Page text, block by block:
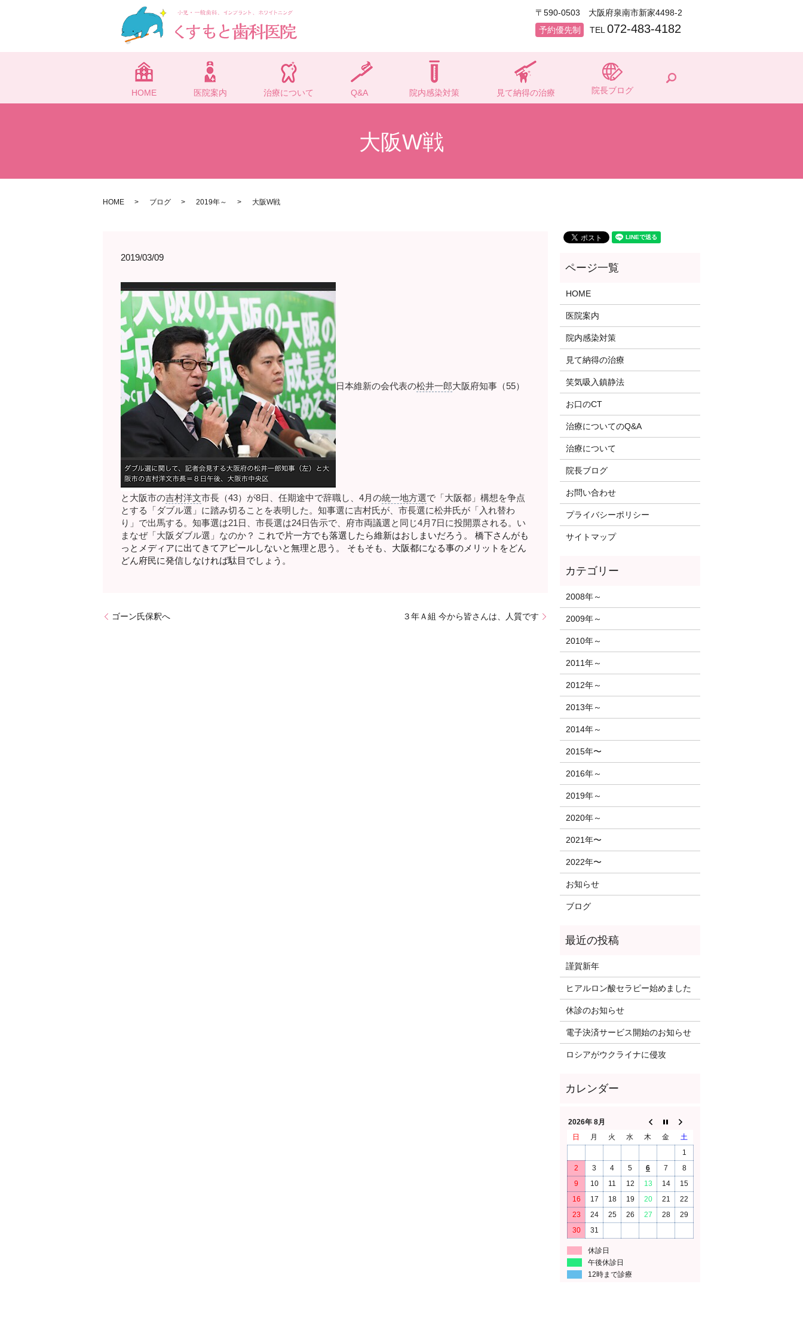
〒590-0503 大阪府泉南市新家4498-2
予約優先制
TEL072-483-4182
HOME 医院案内 治療について Q&A 院内感染対策 見て納得の治療 院長ブログ
大阪W戦
HOME ブログ 2019年～ 大阪W戦
2019/03/09
日本維新の会代表の松井一郎大阪府知事（55）
と大阪市の吉村洋文市長（43）が8日、任期途中で辞職し、 4月の統一地方選で「大阪都」構想を争点
とする「ダブル選」に踏み切ることを表明した。知事選に吉村氏が、市長選に松井氏が「入れ替わ
り」で出馬する。知事選は21日、市長選は24日告示で、府市両議選と同じ4月7日に投開票される。い
まなぜ「大阪ダブル選」なのか？ これで片一方でも落選したら維新はおしまいだろう。 橋下さんがも
っとメディアに出てきてアピールしないと無理と思う。 そもそも、大阪都になる事のメリットをどん
どん府民に発信しなければ駄目でしょう。
ゴーン氏保釈へ ３年Ａ組 今から皆さんは、人質です
HOME
医院案内
院内感染対策
見て納得の治療
笑気吸入鎮静法
お口のCT
治療についてのQ&A
治療について
院長ブログ
お問い合わせ
プライバシーポリシー
サイトマップ
2008年～
2009年～
2010年～
2011年～
2012年～
2013年～
2014年～
2015年〜
2016年～
2019年～
2020年～
2021年〜
2022年〜
お知らせ
ブログ
謹賀新年
ヒアルロン酸セラピー始めました
休診のお知らせ
電子決済サービス開始のお知らせ
ロシアがウクライナに侵攻
2026年 8月
日
月 火 水 木 金
土
1
2
3 4 5 6 7
8
9
10 11 12 13 14
15
16
17 18 19 20 21
22
23
24 25 26 27 28
29
30
31
休診日
午後休診日
12時まで診療